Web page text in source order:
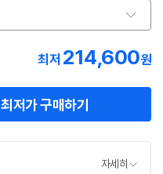
최저 214,600원
최저가 구매하기
자세히